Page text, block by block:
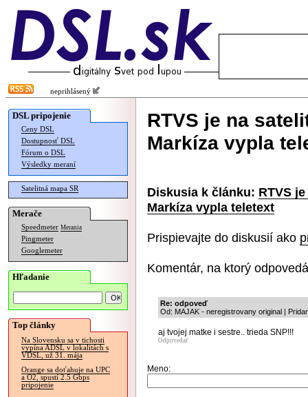
neprihlásený
DSL pripojenie
Ceny DSL
Dostupnosť DSL
Fórum o DSL
Výsledky meraní
Satelitná mapa SR
Merače
Speedmeter Merania
Pingmeter
Googlemeter
Hľadanie
Top články
Na Slovensku sa v tichosti
vypína ADSL v lokalitách s
VDSL, už 31. mája
Orange sa doťahuje na UPC
a O2, spustí 2.5 Gbps
pripojenie
RTVS je na
Markíza vypla
Diskusia k článku: RTVS
Markíza vypla teletext
Prispievajte do diskusií ako
Komentár, na ktorý
Re: odpoveď
Od: MAJAK - neregistrovany original |
aj tvojej matke i sestre.. trieda SNP!!!
Odpovedať
Meno: